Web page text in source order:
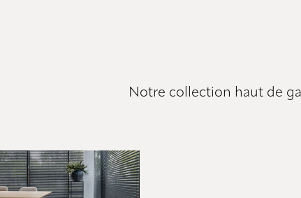
Notre collection haut de